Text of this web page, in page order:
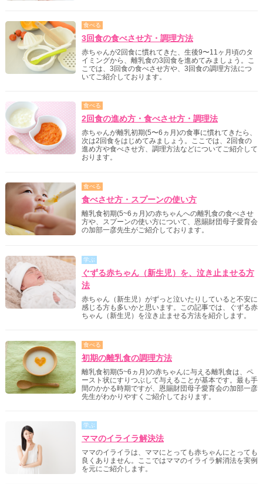
食べる
3回食の食べさせ方・調理方法
赤ちゃんが2回食に慣れてきた、生後9〜11ヶ月頃のタ
イミングから、離乳食の3回食を進めてみましょう。こ
こでは、3回食の食べさせ方や、3回食の調理方法につ
いてご紹介しております。
食べる
2回食の進め方・食べさせ方・調理法
赤ちゃんが離乳初期(5〜6ヵ月)の食事に慣れてきたら、
次は2回食をはじめてみましょう。ここでは、2回食の
進め方や食べさせ方、調理方法などについてご紹介して
おります。
食べる
食べさせ方・スプーンの使い方
離乳食初期(5~6ヵ月)の赤ちゃんへの離乳食の食べさせ
方や、スプーンの使い方について、恩賜財団母子愛育会
の加部一彦先生がご紹介しております。
学ぶ
ぐずる赤ちゃん（新生児）を、泣き止ませる方
法
赤ちゃん（新生児）がずっと泣いたりしていると不安に
感じる方も多いかと思います。この記事では、ぐずる赤
ちゃん（新生児）を泣き止ませる方法を紹介します。
食べる
初期の離乳食の調理方法
離乳食初期(5~6ヵ月)の赤ちゃんに与える離乳食は、ペ
ースト状にすりつぶして与えることが基本です。最も手
間のかかる時期ですが、恩賜財団母子愛育会の加部一彦
先生がわかりやすくご紹介しております。
学ぶ
ママのイライラ解決法
ママのイライラは、ママにとっても赤ちゃんにとっても
良くありません。ここではママのイライラ解消法を実例
を元にご紹介します。